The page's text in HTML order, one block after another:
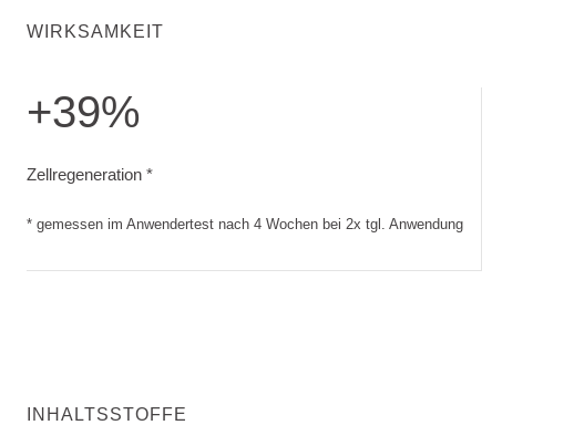
WIRKSAMKEIT
+39%
Zellregeneration *
* gemessen im Anwendertest nach 4 Wochen bei 2x tgl. Anwendung
INHALTSSTOFFE